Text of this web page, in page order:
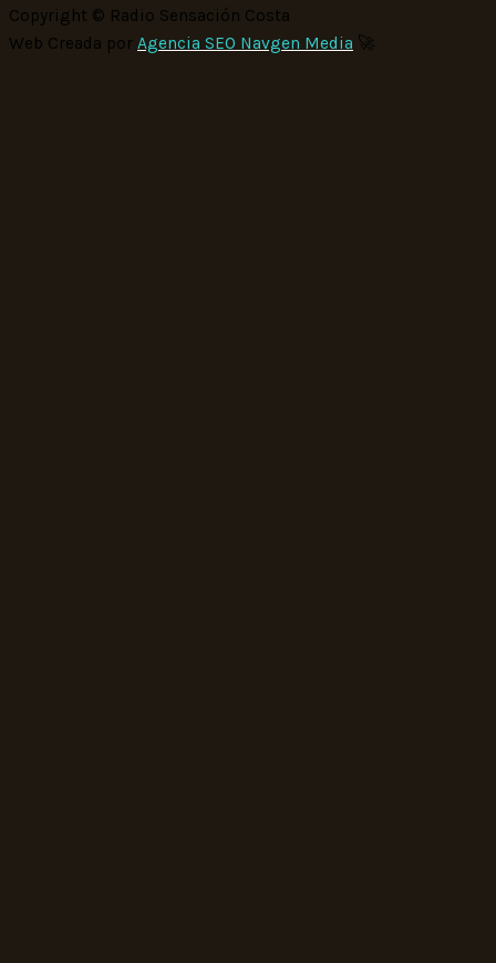
Copyright © Radio Sensación Costa
Web Creada por Agencia SEO Navgen Media 🚀